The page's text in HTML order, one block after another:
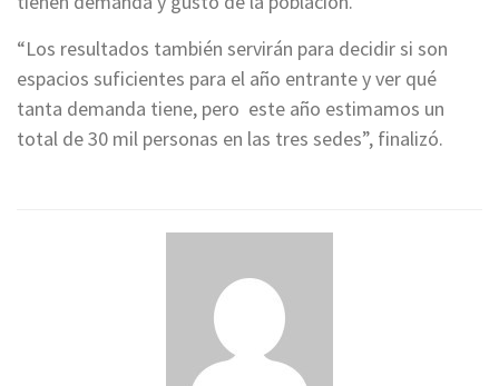
“Los resultados también servirán para decidir si son
espacios suficientes para el año entrante y ver qué
tanta demanda tiene, pero este año estimamos un
total de 30 mil personas en las tres sedes”, finalizó.